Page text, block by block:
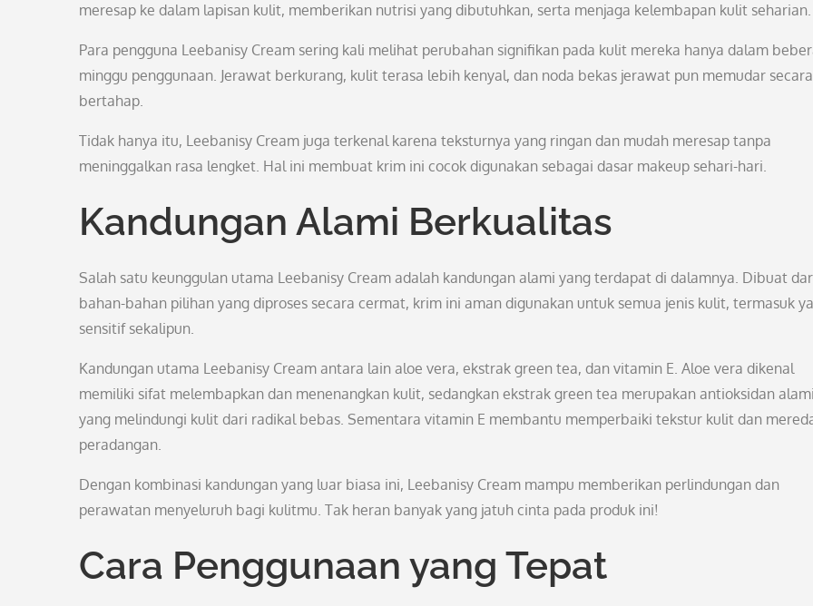
meresap ke dalam lapisan kulit, memberikan nutrisi yang dibutuhkan, serta menjaga kelembapan kulit seharian.
Para pengguna Leebanisy Cream sering kali melihat perubahan signifikan pada kulit mereka hanya dalam
minggu penggunaan. Jerawat berkurang, kulit terasa lebih kenyal, dan noda bekas jerawat pun memudar secara
bertahap.
Tidak hanya itu, Leebanisy Cream juga terkenal karena teksturnya yang ringan dan mudah meresap tanpa
meninggalkan rasa lengket. Hal ini membuat krim ini cocok digunakan sebagai dasar makeup sehari-hari.
Kandungan Alami Berkualitas
Salah satu keunggulan utama Leebanisy Cream adalah kandungan alami yang terdapat di dalamnya. Dibuat
bahan-bahan pilihan yang diproses secara cermat, krim ini aman digunakan untuk semua jenis kulit, termasuk
sensitif sekalipun.
Kandungan utama Leebanisy Cream antara lain aloe vera, ekstrak green tea, dan vitamin E. Aloe vera dikenal
memiliki sifat melembapkan dan menenangkan kulit, sedangkan ekstrak green tea merupakan antioksidan alami
yang melindungi kulit dari radikal bebas. Sementara vitamin E membantu memperbaiki tekstur kulit dan
peradangan.
Dengan kombinasi kandungan yang luar biasa ini, Leebanisy Cream mampu memberikan perlindungan dan
perawatan menyeluruh bagi kulitmu. Tak heran banyak yang jatuh cinta pada produk ini!
Cara Penggunaan yang Tepat